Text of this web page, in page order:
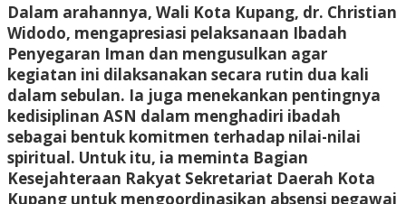
Dalam arahannya, Wali Kota Kupang, dr. Christian
Widodo, mengapresiasi pelaksanaan Ibadah
Penyegaran Iman dan mengusulkan agar
kegiatan ini dilaksanakan secara rutin dua kali
dalam sebulan. Ia juga menekankan pentingnya
kedisiplinan ASN dalam menghadiri ibadah
sebagai bentuk komitmen terhadap nilai-nilai
spiritual. Untuk itu, ia meminta Bagian
Kesejahteraan Rakyat Sekretariat Daerah Kota
Kupang untuk mengoordinasikan absensi pegawai